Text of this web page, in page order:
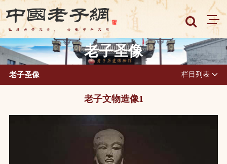
老子圣像
老子圣像 栏目列表
老子文物造像1